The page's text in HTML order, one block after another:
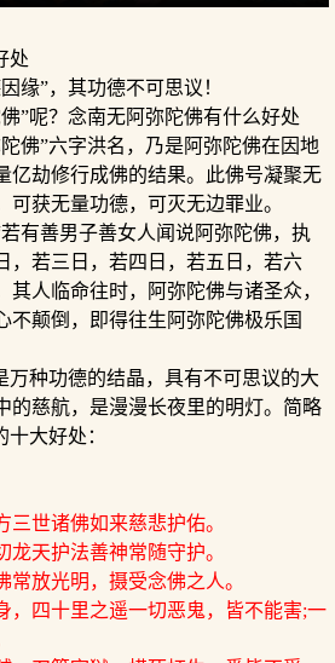
处
缘”，其功德不可思议！
”呢？念南无阿弥陀佛有什么好处
佛”六字洪名，乃是阿弥陀佛在因地
亿劫修行成佛的结果。此佛号凝聚无
可获无量功德，可灭无边罪业。
若有善男子善女人闻说阿弥陀佛，执
，若三日，若四日，若五日，若六
其人临命往时，阿弥陀佛与诸圣众，
不颠倒，即得往生阿弥陀佛极乐国
万种功德的结晶，具有不可思议的大
的慈航，是漫漫长夜里的明灯。简略
大好处：
世诸佛如来慈悲护佑。
天护法善神常随守护。
常放光明，摄受念佛之人。
，四十里之遥一切恶鬼，皆不能害;一